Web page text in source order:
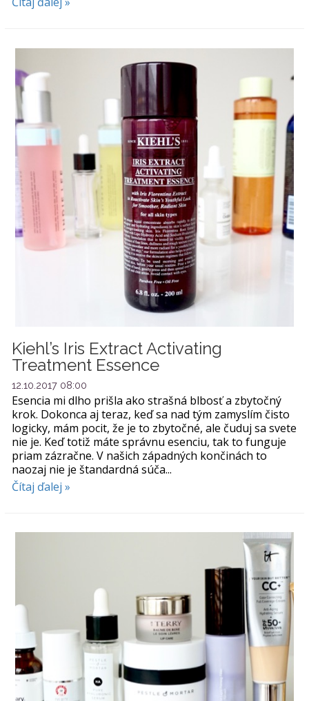
Kiehl’s Iris Extract Activating
Treatment Essence
12.10.2017 08:00
Esencia mi dlho prišla ako strašná blbosť a zbytočný
krok. Dokonca aj teraz, keď sa nad tým zamyslím čisto
logicky, mám pocit, že je to zbytočné, ale čuduj sa svete
nie je. Keď totiž máte správnu esenciu, tak to funguje
priam zázračne. V našich západných končinách to
naozaj nie je štandardná súča...
Čítaj ďalej »